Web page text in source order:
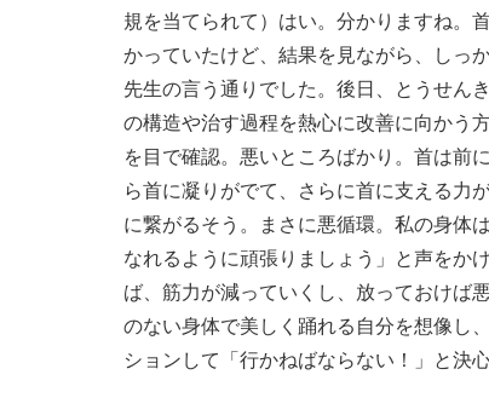
規を当てられて）はい。分かりますね。
かっていたけど、結果を見ながら、しっ
先生の言う通りでした。後日、とうせん
の構造や治す過程を熱心に改善に向かう
を目で確認。悪いところばかり。首は前
ら首に凝りがでて、さらに首に支える力
に繋がるそう。まさに悪循環。私の身体
なれるように頑張りましょう」と声をか
ば、筋力が減っていくし、放っておけば
のない身体で美しく踊れる自分を想像し
ションして「行かねばならない！」と決